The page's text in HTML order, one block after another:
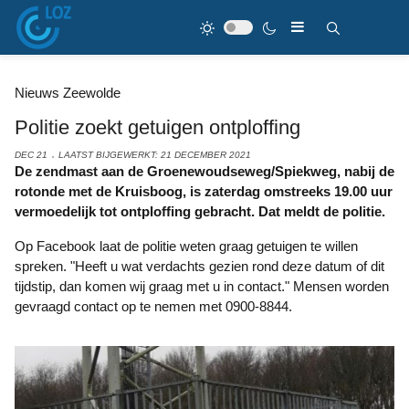
Nieuws Zeewolde
Politie zoekt getuigen ontploffing
DEC 21 LAATST BIJGEWERKT: 21 DECEMBER 2021
De zendmast aan de Groenewoudseweg/Spiekweg, nabij de
rotonde met de Kruisboog, is zaterdag omstreeks 19.00 uur
vermoedelijk tot ontploffing gebracht. Dat meldt de politie.
Op Facebook laat de politie weten graag getuigen te willen
spreken. "Heeft u wat verdachts gezien rond deze datum of dit
tijdstip, dan komen wij graag met u in contact." Mensen worden
gevraagd contact op te nemen met 0900-8844.